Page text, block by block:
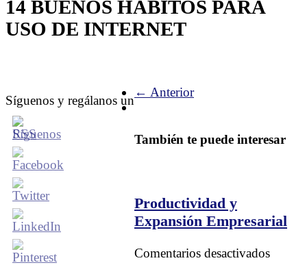
14 BUENOS HABITOS PARA
USO DE INTERNET
Síguenos y regálanos un
← Anterior
También te puede interesar
Productividad y
Expansión Empresarial
Comentarios desactivadosen